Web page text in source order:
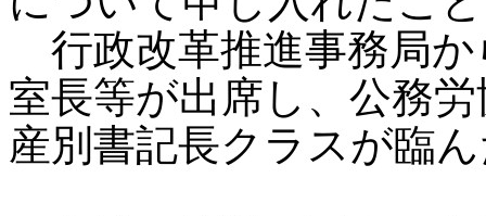
行政改革推進事務局か
室長等が出席し、公務
産別書記長クラスが臨